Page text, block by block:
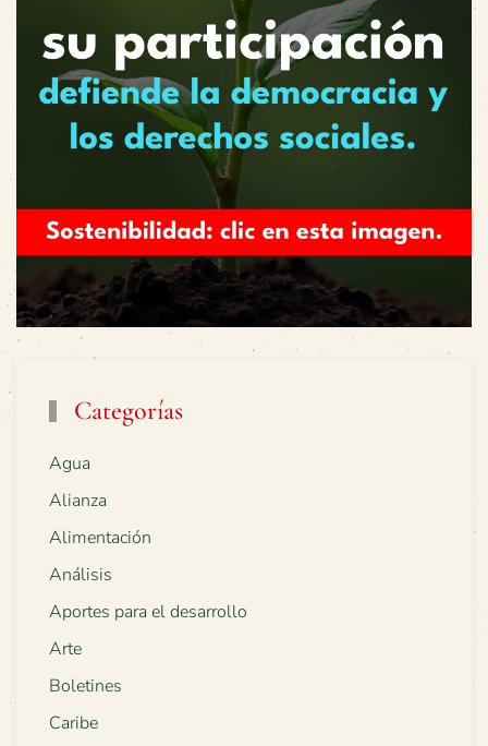
Categorías
Agua
Alianza
Alimentación
Análisis
Aportes para el desarrollo
Arte
Boletines
Caribe